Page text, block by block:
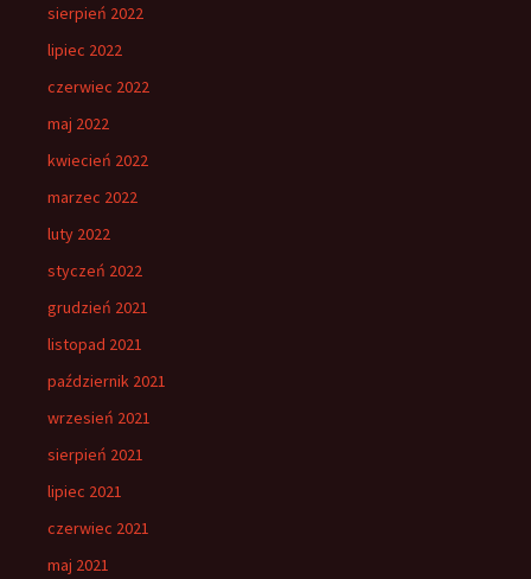
sierpień 2022
lipiec 2022
czerwiec 2022
maj 2022
kwiecień 2022
marzec 2022
luty 2022
styczeń 2022
grudzień 2021
listopad 2021
październik 2021
wrzesień 2021
sierpień 2021
lipiec 2021
czerwiec 2021
maj 2021